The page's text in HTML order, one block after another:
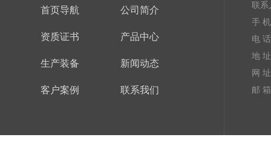
首页导航 公司简介
资质证书 产品中心
生产装备 新闻动态
客户案例 联系我们
联系
手
电
地
网
邮